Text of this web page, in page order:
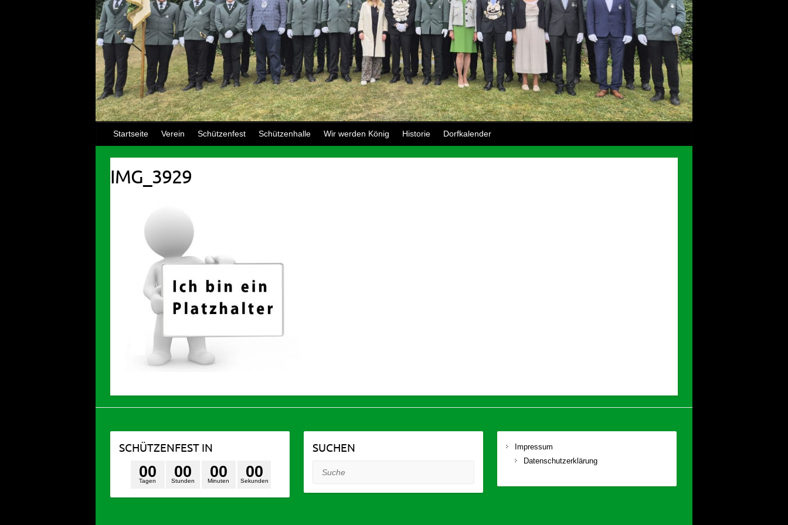
Startseite Verein Schützenfest Schützenhalle Wir werden König Historie Dorfkalender
IMG_3929
SCHÜTZENFEST IN
Tagen
00
Stunden
00
Minuten
00
Sekunden
00
SUCHEN
Suche
Impressum
Datenschutzerklärung